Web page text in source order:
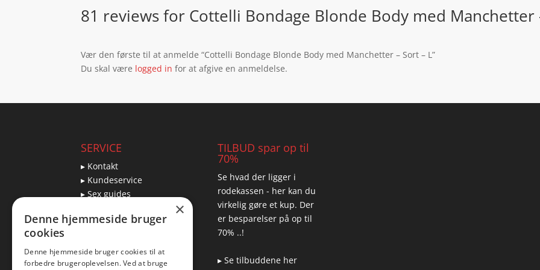
81 reviews for Cottelli Bondage Blonde Body med Manchetter
Vær den første til at anmelde “Cottelli Bondage Blonde Body med Manchetter – Sort – L”
Du skal være logged in for at afgive en anmeldelse.
SERVICE
▸ Kontakt
▸ Kundeservice
▸ Sex guides
▸ Returnering
TILBUD spar op til
70%
Se hvad der ligger i
rodekassen - her kan du
virkelig gøre et kup. Der
er besparelser på op til
70% ..!
▸ Se tilbuddene her
×
Denne hjemmeside bruger
cookies
Denne hjemmeside bruger cookies til at
forbedre brugeroplevelsen. Ved at bruge